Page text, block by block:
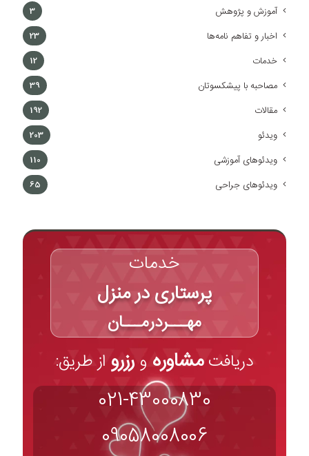
آموزش و پژوهش 3
اخبار و تفاهم نامه‌ها 23
خدمات 12
مصاحبه با پیشکسوتان 39
مقالات 192
ویدئو 203
ویدئوهای آموزشی 110
ویدئوهای جراحی 65
خدمات
پرستاری در منزل
مهـــردرمـــان
دریافتمشاوره و رزرو از طریق:
021-43000830
09058008006